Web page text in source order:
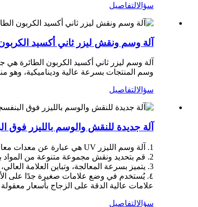
سؤالالتفاصيل
آلة وسم ونقش ليزر ثاني أكسيد
آلة وسم ليزر ثاني أكسيد الكربون الطائرة
وسم المنتجات بسرعة عالية وديناميكية، وهو
سؤالالتفاصيل
آلة جديدة للنقش والوسم بالليزر
1. آلة وسم الليزر UV هي عبارة عن معدات معالجة غير تلامسية عالية الدقة.
2. قم بتحديد ونقش مجموعة متنوعة من المواد بدقة باستخدام ليزر الأشعة فوق البنفسجية.
3. يتميز بسرعة المعالجة، وتباين العلامة العالي، والحماية البيئية وتوفير الطاقة، والتكامل السهل.
٤. يُستخدم في وضع علامات صغيرة جدًا على
علامات عالية الدقة على الزجاج بأسعار
سؤالالتفاصيل